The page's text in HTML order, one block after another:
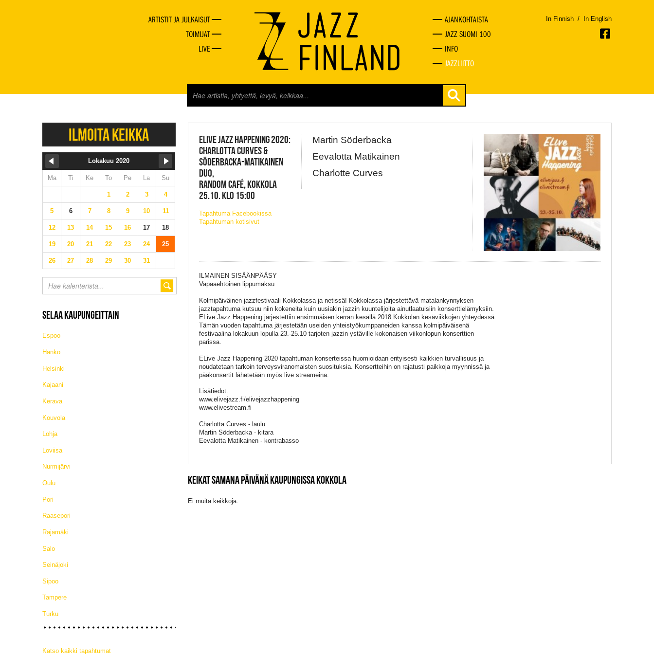
ARTISTIT JA JULKAISUT
TOIMIJAT
LIVE
AJANKOHTAISTA
JAZZ SUOMI 100
INFO
JAZZLIITTO
In Finnish / In English
JAZZ FINLAND LIVE
ELIVE JAZZ HAPPENING 2020:
CHARLOTTA CURVES &
SÖDERBACKA-MATIKAINEN
DUO,
RANDOM CAFÉ, KOKKOLA
25.10. KLO 15:00
Tapahtuma Facebookissa
Tapahtuman kotisivut
Martin Söderbacka
Eevalotta Matikainen
Charlotte Curves
ILMAINEN SISÄÄNPÄÄSY
Vapaaehtoinen lippumaksu
Kolmipäiväinen jazzfestivaali Kokkolassa ja netissä! Kokkolassa järjestettävä matalankynnyksen
jazztapahtuma kutsuu niin kokeneita kuin uusiakin jazzin kuuntelijoita ainutlaatuisiin konserttielämyksiin.
ELive Jazz Happening järjestettiin ensimmäisen kerran kesällä 2018 Kokkolan kesäviikkojen yhteydessä.
Tämän vuoden tapahtuma järjestetään useiden yhteistyökumppaneiden kanssa kolmipäiväisenä
festivaalina lokakuun lopulla 23.-25.10 tarjoten jazzin ystäville kokonaisen viikonlopun konserttien
parissa.
ELive Jazz Happening 2020 tapahtuman konserteissa huomioidaan erityisesti kaikkien turvallisuus ja
noudatetaan tarkoin terveysviranomaisten suosituksia. Konsertteihin on rajatusti paikkoja myynnissä ja
pääkonsertit lähetetään myös live streameina.
Lisätiedot:
www.elivejazz.fi/elivejazzhappening
www.elivestream.fi
Charlotta Curves - laulu
Martin Söderbacka - kitara
Eevalotta Matikainen - kontrabasso
KEIKAT SAMANA PÄIVÄNÄ KAUPUNGISSA KOKKOLA
Ei muita keikkoja.
ILMOITA KEIKKA
Lokakuu 2020
Ma Ti Ke To Pe La Su
1 2 3 4
5 6 7 8 9 10 11
12 13 14 15 16 17 18
19 20 21 22 23 24 25
26 27 28 29 30 31
SELAA KAUPUNGEITTAIN
Espoo
Hanko
Helsinki
Kajaani
Kerava
Kouvola
Lohja
Loviisa
Nurmijärvi
Oulu
Pori
Raasepori
Rajamäki
Salo
Seinäjoki
Sipoo
Tampere
Turku
Katso kaikki tapahtumat